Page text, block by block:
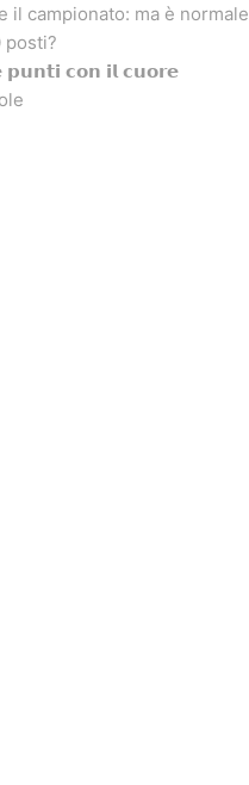
il campionato: ma è normale
posti?
𝗰𝗼𝗻 𝗶𝗹 𝗰𝘂𝗼𝗿𝗲